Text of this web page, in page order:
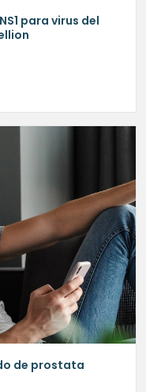
para virus del
de prostata